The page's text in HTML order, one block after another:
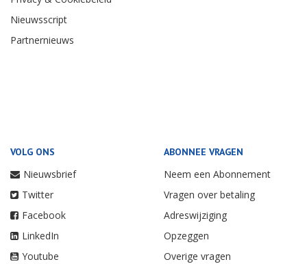
Nieuwsscript
Partnernieuws
VOLG ONS
Nieuwsbrief
Twitter
Facebook
LinkedIn
Youtube
ABONNEE VRAGEN
Neem een Abonnement
Vragen over betaling
Adreswijziging
Opzeggen
Overige vragen